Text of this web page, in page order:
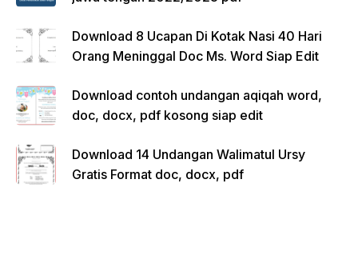
Download 8 Ucapan Di Kotak Nasi 40 Hari
Orang Meninggal Doc Ms. Word Siap Edit
Download contoh undangan aqiqah word,
doc, docx, pdf kosong siap edit
Download 14 Undangan Walimatul Ursy
Gratis Format doc, docx, pdf